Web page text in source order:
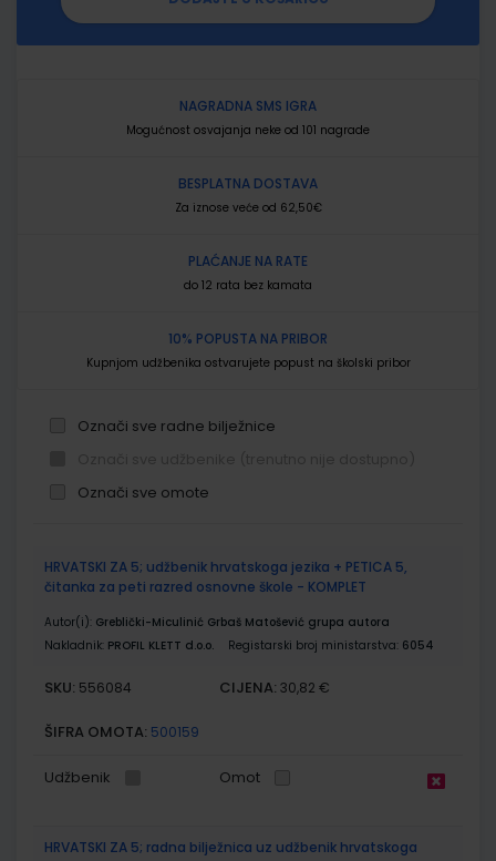
NAGRADNA SMS IGRA
Mogućnost osvajanja neke od 101 nagrade
BESPLATNA DOSTAVA
Za iznose veće od 62,50€
PLAĆANJE NA RATE
do 12 rata bez kamata
10% POPUSTA NA PRIBOR
Kupnjom udžbenika ostvarujete popust na školski pribor
Označi sve radne bilježnice
Označi sve omote
proizvodi
HRVATSKI ZA 5; udžbenik hrvatskoga jezika + PETICA 5,
čitanka za peti razred osnovne škole - KOMPLET
Autor(i): Greblički-Miculinić Grbaš Matošević grupa autora
Nakladnik: PROFIL KLETT d.o.o. Registarski broj ministarstva: 6054
SKU: 556084 CIJENA: 30,82 €
ŠIFRA OMOTA: 500159
Udžbenik Omot
HRVATSKI ZA 5; radna bilježnica uz udžbenik hrvatskoga